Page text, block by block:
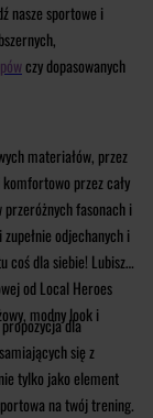
nasze sportowe i
czy dopasowanych
materiałów, przez
przez cały
fasonach i
odjechanych i
coś dla siebie! Lubisz
od Local Heroes
modny look i
dla
się z
tylko jako element
na twój trening.